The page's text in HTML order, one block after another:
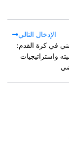
الإدخال التالي
في كرة القدم:
واستراتيجيات